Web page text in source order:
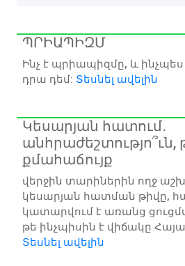
ՊՐԻԱՊԻԶՄ
Ինչ է պրիապիզմը, և
դրա դեմ: Տեսնել ավելին
Կեսարյան հատում․
անհրաժեշտությո՞ւն,
քմահաճույք
վերջին տարիներին ողջ
կեսարյան հատման թիվը,
կատարվում է առանց
թե ինչպիսին է վիճակը
Տեսնել ավելին